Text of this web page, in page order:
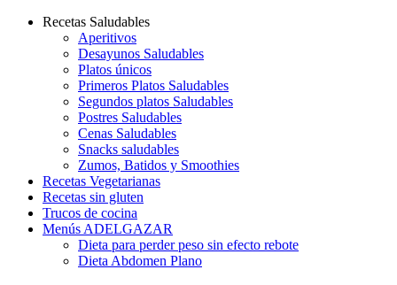
Recetas Saludables
Aperitivos
Desayunos Saludables
Platos únicos
Primeros Platos Saludables
Segundos platos Saludables
Postres Saludables
Cenas Saludables
Snacks saludables
Zumos, Batidos y Smoothies
Recetas Vegetarianas
Recetas sin gluten
Trucos de cocina
Menús ADELGAZAR
Dieta para perder peso sin efecto rebote
Dieta Abdomen Plano